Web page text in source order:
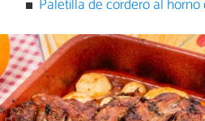
Paletilla de cordero al